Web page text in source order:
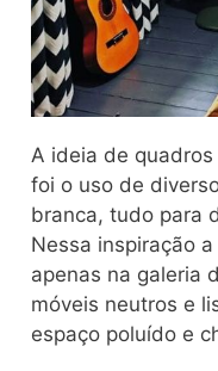
A ideia de
foi o uso de
branca, tudo para
Nessa inspiração
apenas na galeria
móveis neutros e
espaço poluído e